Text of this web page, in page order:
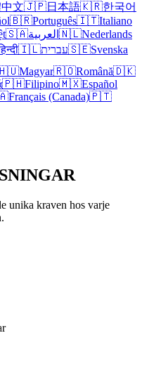
文🇯🇵日本語🇰🇷한국어
🇧🇷Português🇮🇹Italiano
🇸🇦العربية 🇳🇱Nederlands
🇮🇱עברית🇸🇪Svenska
Magyar🇷🇴Română🇩🇰
🇵🇭Filipino🇲🇽Español
Français (Canada)🇵🇹
unika kraven hos varje